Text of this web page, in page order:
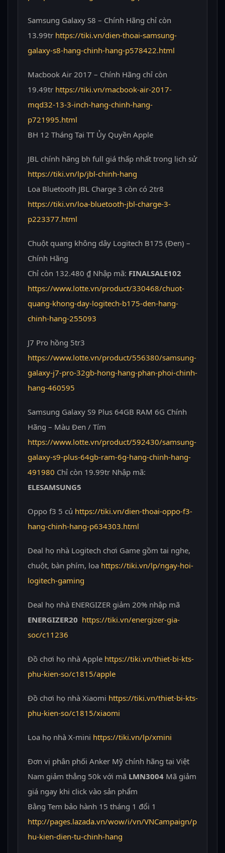
Samsung Galaxy S8 – Chính Hãng chỉ còn
13.99trhttps://tiki.vn/dien-thoai-samsung-
galaxy-s8-hang-chinh-hang-p578422.html
Macbook Air 2017 – Chính Hãng chỉ còn
19.49tr https://tiki.vn/macbook-air-2017-
mqd32-13-3-inch-hang-chinh-hang-
p721995.html
BH 12 Tháng Tại TT Ủy Quyền Apple
JBL chính hãng bh full giá thấp nhất trong lịch sử
https://tiki.vn/lp/jbl-chinh-hang
Loa Bluetooth JBL Charge 3 còn có 2tr8
https://tiki.vn/loa-bluetooth-jbl-charge-3-
p223377.html
Chuột quang không dây Logitech B175 (Đen) –
Chính Hãng
Chỉ còn 132.480 ₫ Nhập mã: FINALSALE102
https://www.lotte.vn/product/330468/chuot-
quang-khong-day-logitech-b175-den-hang-
chinh-hang-255093
J7 Pro hồng 5tr3
https://www.lotte.vn/product/556380/samsung-
galaxy-j7-pro-32gb-hong-hang-phan-phoi-chinh-
hang-460595
Samsung Galaxy S9 Plus 64GB RAM 6G Chính
Hãng – Màu Đen / Tím
https://www.lotte.vn/product/592430/samsung-
galaxy-s9-plus-64gb-ram-6g-hang-chinh-hang-
491980 Chỉ còn 19.99tr Nhập mã:
ELESAMSUNG5
Oppo f3 5 củ https://tiki.vn/dien-thoai-oppo-f3-
hang-chinh-hang-p634303.html
Deal họ nhà Logitech chơi Game gồm tai nghe,
chuột, bàn phím, loa https://tiki.vn/lp/ngay-hoi-
logitech-gaming
Deal họ nhà ENERGIZER giảm 20% nhập mã
ENERGIZER20 https://tiki.vn/energizer-gia-
soc/c11236
Đồ chơi họ nhà Apple https://tiki.vn/thiet-bi-kts-
phu-kien-so/c1815/apple
Đồ chơi họ nhà Xiaomi https://tiki.vn/thiet-bi-kts-
phu-kien-so/c1815/xiaomi
Loa họ nhà X-mini https://tiki.vn/lp/xmini
Đơn vị phân phối Anker Mỹ chính hãng tại Việt
Nam giảm thẳng 50k với mã LMN3004Mã giảm
giá ngay khi click vào sản phẩm
Bằng Tem bảo hành 15 tháng 1 đổi 1
http://pages.lazada.vn/wow/i/vn/VNCampaign/p
hu-kien-dien-tu-chinh-hang